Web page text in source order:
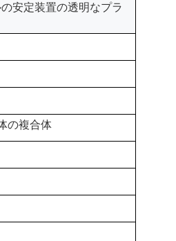
安定装置の透明なプラ
の複合体